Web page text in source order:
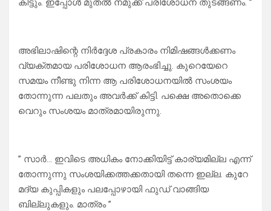
കിട്ടും. ഇപ്പോൾ മുതൽ നമുക്ക് പരിശോധന തുടങ്ങണം. ”
അഭിലാഷിന്റെ നിർദ്ദേശ പ്രകാരം നിമിഷങ്ങൾക്കണം
വ്യക്തമായ പരിശോധന ആരംഭിച്ചു. കുറെയേറെ
സമയം നീണ്ടു നിന്ന ആ പരിശോധനയിൽ സംശയം
തോന്നുന്ന പലതും അവർക്ക് കിട്ടി. പക്ഷെ അതൊക്കെ
വെറും സംശയം മാത്രമായിരുന്നു.
” സാർ… ഇവിടെ അധികം നോക്കിയിട്ട് കാര്യമില്ല എന്ന്
തോന്നുന്നു സംശയിക്കത്തക്കതായി തന്നെ ഇല്ല. കുറേ
മദ്യ കുപ്പികളും പലപ്പോഴായി ഫുഡ് വാങ്ങിയ
ബില്ലുകളും. മാത്രം ”